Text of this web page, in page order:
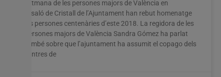
setmana de les persones majors de València en
el saló de Cristall de l’Ajuntament han rebut homenatge
les persones centenàries d’este 2018. La regidora de les
persones majors de València Sandra Gómez ha parlat
també sobre que l’ajuntament ha assumit el copago dels
centres de